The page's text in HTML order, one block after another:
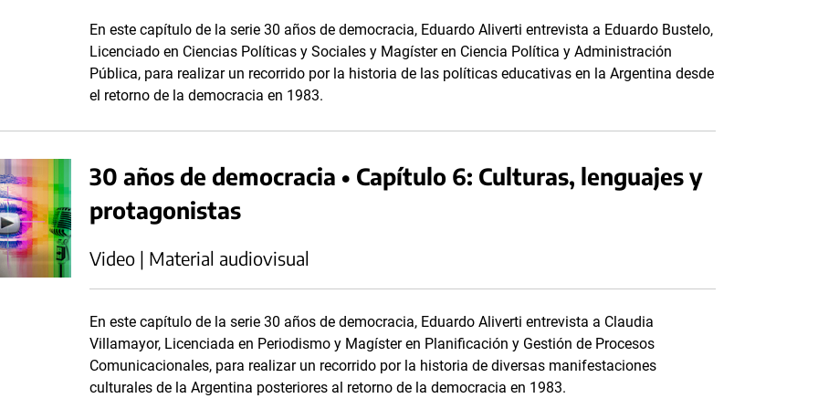
En este capítulo de la serie 30 años de democracia, Eduardo Aliverti entrevista a Eduardo Bustelo,
Licenciado en Ciencias Políticas y Sociales y Magíster en Ciencia Política y Administración
Pública, para realizar un recorrido por la historia de las políticas educativas en la Argentina desde
el retorno de la democracia en 1983.
30 años de democracia • Capítulo 6: Culturas, lenguajes y
protagonistas
Video | Material audiovisual
En este capítulo de la serie 30 años de democracia, Eduardo Aliverti entrevista a Claudia
Villamayor, Licenciada en Periodismo y Magíster en Planificación y Gestión de Procesos
Comunicacionales, para realizar un recorrido por la historia de diversas manifestaciones
culturales de la Argentina posteriores al retorno de la democracia en 1983.